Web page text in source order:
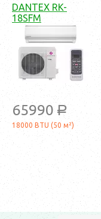
DANTEX RK-
18SFM
65990 a
18000 BTU (50 м²)